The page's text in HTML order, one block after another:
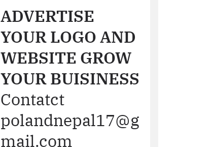
ADVERTISE
YOUR LOGO AND
WEBSITE GROW
YOUR BUISINESS
Contatct
polandnepal17@g
mail.com